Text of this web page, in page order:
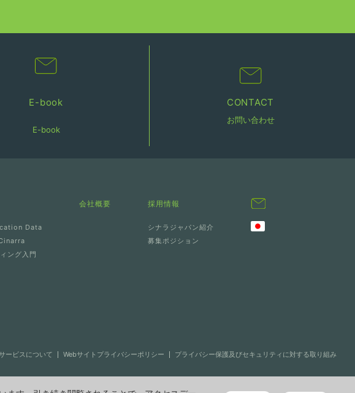
E-book
E-book
CONTACT
お問い合わせ
Data
ング入門
会社概要 採用情報
シナラジャパン紹介
募集ポジション
ービスについて Webサイトプライバシーポリシー プライバシー保護及びセキュリティに対する取り組み